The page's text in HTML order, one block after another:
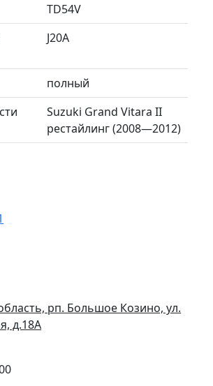
TD54V
J20A
полный
Suzuki Grand Vitara II
рестайлинг (2008—2012)
рп. Большое Козино, ул.
д.18А